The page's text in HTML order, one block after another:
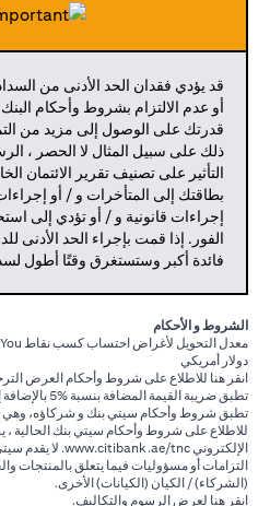
قد يؤدي فقدان الحد الأدنى من
أو عدم الالتزام بشروط وأحكام
قدرتك على الوصول إلى مزيد من
ذلك على سبيل المثال لا الحصر ،
التأثير على تصنيف تقرير
بطاقتك إلى المتأخرات و / أو
إجراءات قانونية و / أو تؤدي إلى
الفور. إذا قمت بإجراء الحد
فائدة أكبر وستستغرق وقتًا أطول
الشروط و الأحكام
دولار أمريكي
انقر هنا opens in a new tab
للاطلاع على شروط وأحكام العرض
تطبق ضريبة القيمة المضافة بنسبة %5 بالإضافة إلى الرسوم السنوية
تطبق شروط وأحكام سيتي بنك و شركاؤه، وهي
للاطلاع على شروط وأحكام سيتي بنك الحالية ،
الإلكترونيwww.citibank.ae/tnc
a new tab
. لا يقدم
التزامات أو مسؤوليات فيما يتعلق بالمنتجات
(الشركاء) / الكيان (الكيانات) الأخرى.
انقر هنا opens in a new tab
لعرض الرسوم والتكاليف.